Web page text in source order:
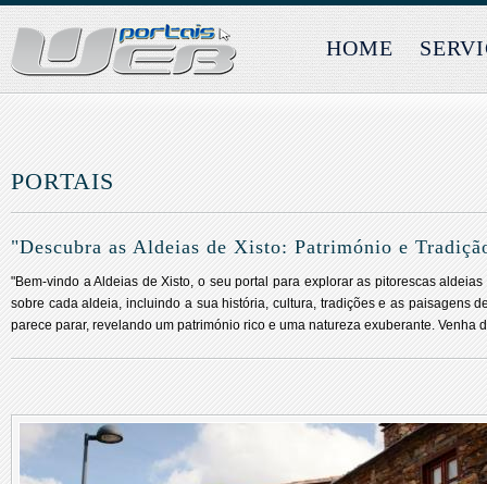
HOME
PORTAIS
"Descubra as Aldeias de Xisto: Património e
"Bem-vindo a Aldeias de Xisto, o seu portal para explorar as pitorescas
sobre cada aldeia, incluindo a sua história, cultura, tradições e as paisagens
parece parar, revelando um património rico e uma natureza exuberante.